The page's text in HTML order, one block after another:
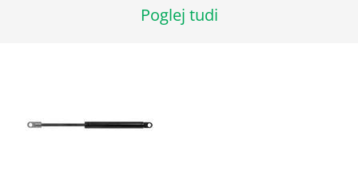
Poglej tudi